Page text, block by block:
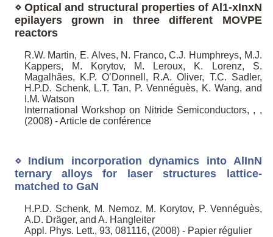
⋄ Optical and structural properties of Al1-xInxN
epilayers grown in three different MOVPE
reactors
R.W. Martin, E. Alves, N. Franco, C.J. Humphreys, M.J.
Kappers, M. Korytov, M. Leroux, K. Lorenz, S.
Magalhães, K.P. O’Donnell, R.A. Oliver, T.C. Sadler,
H.P.D. Schenk, L.T. Tan, P. Vennéguès, K. Wang, and
I.M. Watson
International Workshop on Nitride Semiconductors, , ,
(2008) - Article de conférence
⋄ Indium incorporation dynamics into AlInN
ternary alloys for laser structures lattice-
matched to GaN
H.P.D. Schenk, M. Nemoz, M. Korytov, P. Vennéguès,
A.D. Dräger, and A. Hangleiter
Appl. Phys. Lett., 93, 081116, (2008) - Papier régulier